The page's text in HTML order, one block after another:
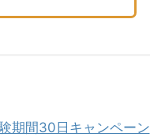
期間30日キャンペーン